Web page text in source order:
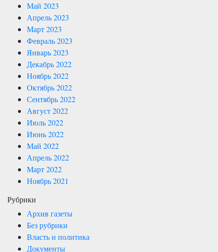
Май 2023
Апрель 2023
Март 2023
Февраль 2023
Январь 2023
Декабрь 2022
Ноябрь 2022
Октябрь 2022
Сентябрь 2022
Август 2022
Июль 2022
Июнь 2022
Май 2022
Апрель 2022
Март 2022
Ноябрь 2021
Рубрики
Архив газеты
Без рубрики
Власть и политика
Документы